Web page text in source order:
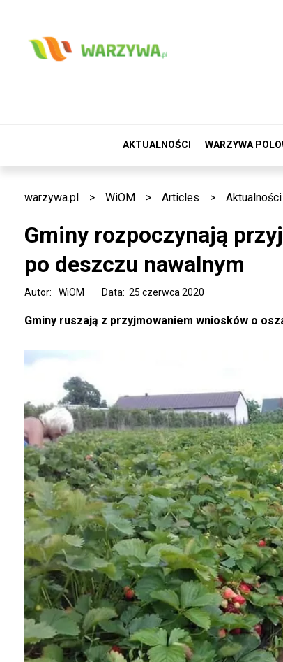
AKTUALNOŚCI WARZYWA
warzywa.pl > WiOM > Articles > Aktualności
Gminy rozpoczynają
po deszczu nawalnym
Data: 25 czerwca 2020
Autor: WiOM
Gminy ruszają z przyjmowaniem wniosków o